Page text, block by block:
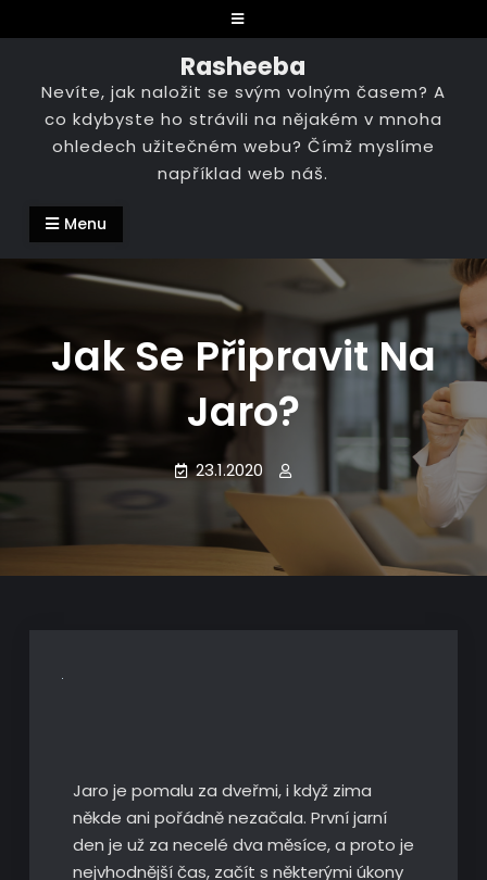
to
Rasheeba
Nevíte, jak naložit se svým volným časem? A
co kdybyste ho strávili na nějakém v mnoha
ohledech užitečném webu? Čímž myslíme
například web náš.
Menu
Jak Se Připravit Na
Jaro?
23.1.2020
Jaro je pomalu za dveřmi, i když zima
někde ani pořádně nezačala. První jarní
den je už za necelé dva měsíce, a proto je
nejvhodnější čas, začít s některými úkony